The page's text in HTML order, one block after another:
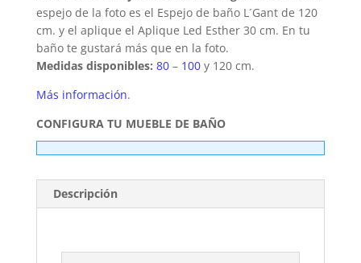
espejo de la foto es el Espejo de baño L´Gant de 120
cm. y el aplique el Aplique Led Esther 30 cm. En tu
baño te gustará más que en la foto.
Medidas disponibles: 80– 100y 120 cm.
Más información.
CONFIGURA TU MUEBLE DE BAÑO
Descripción